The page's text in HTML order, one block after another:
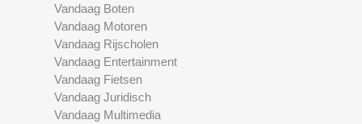
Vandaag Boten
Vandaag Motoren
Vandaag Rijscholen
Vandaag Entertainment
Vandaag Fietsen
Vandaag Juridisch
Vandaag Multimedia